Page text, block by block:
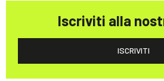
Iscriviti alla
ISCRIVITI